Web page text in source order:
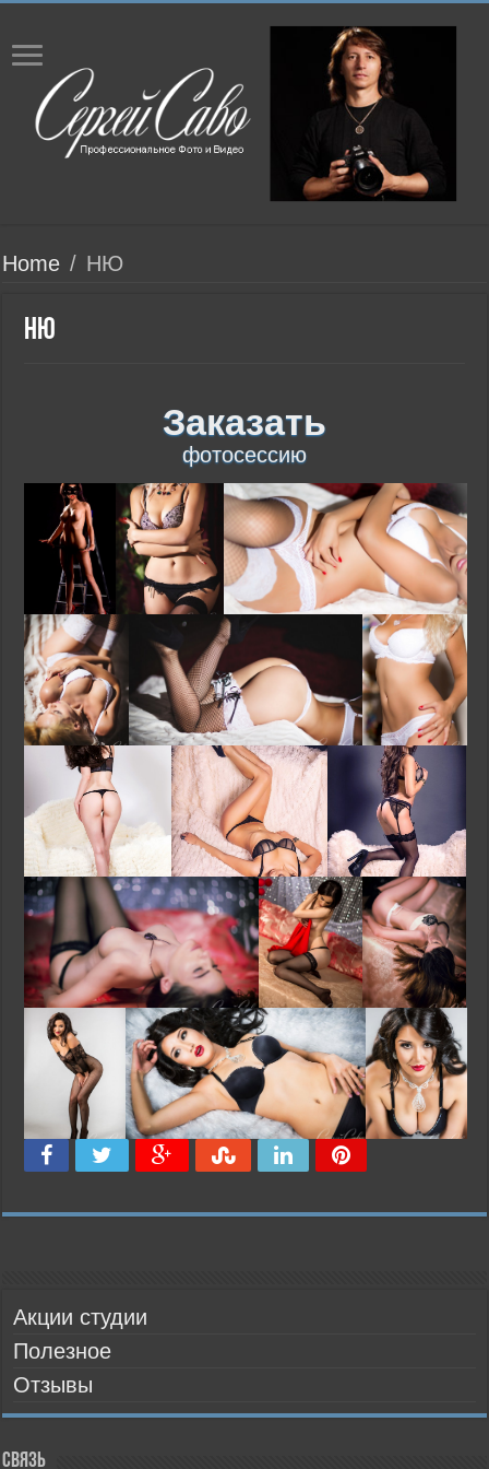
Home / НЮ
НЮ
Заказать
фотосессию
Акции студии
Полезное
Отзывы
Связь